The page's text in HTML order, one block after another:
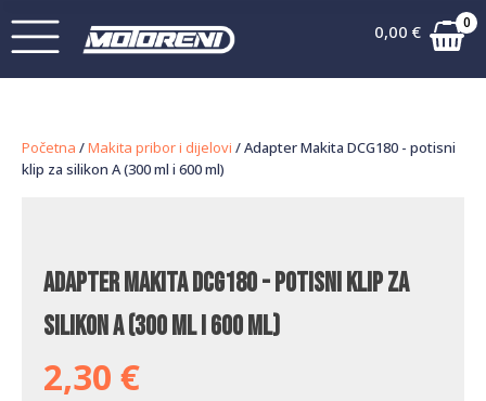
0,00 € 0
Početna /Makita pribor i dijelovi / Adapter Makita DCG180 - potisni
klip za silikon A (300 ml i 600 ml)
Adapter Makita DCG180 - potisni klip za
silikon A (300 ml i 600 ml)
2,30 €